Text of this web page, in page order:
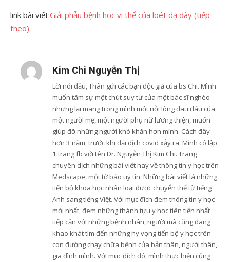
link bài viết:Giải phẫu bệnh học vi thể của loét dạ dày (tiếp
theo)
Kim Chi Nguyễn Thị
Lời nói đầu, Thân gửi các bạn độc giả của bs Chi. Mình
muốn tâm sự một chút suy tư của một bác sĩ nghèo
nhưng lại mang trong mình một nỗi lòng đau đáu của
một người mẹ, một người phụ nữ lương thiện, muốn
giúp đỡ những người khó khăn hơn mình. Cách đây
hơn 3 năm, trước khi đại dịch covid xảy ra. Mình có lập
1 trang fb với tên Dr. Nguyễn Thị Kim Chi. Trang
chuyên dịch những bài viết hay về thông tin y học trên
Medscape, một tờ báo uy tín. Những bài viết là những
tiến bộ khoa học nhân loại được chuyển thể từ tiếng
Anh sang tiếng Việt. Với mục đích đem thông tin y học
mới nhất, đem những thành tựu y học tiên tiến nhất
tiếp cận với những bệnh nhân, người mà cũng đang
khao khát tìm đến những hy vọng tiến bộ y học trên
con đường chạy chữa bệnh của bản thân, người thân,
gia đình mình. Với mục đích đó, mình thực hiện cũng